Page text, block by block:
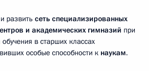
развить сеть специализированных
и академических гимназий при
в старших классах
особые способности к наукам.